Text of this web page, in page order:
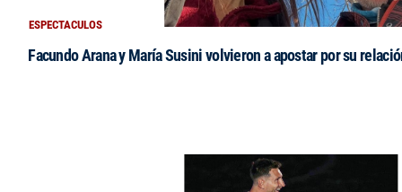
ESPECTACULOS
Facundo Arana y María Susini volvieron a apostar por su